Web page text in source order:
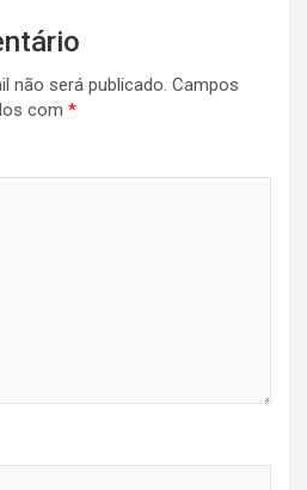
não será publicado. Campos
com *